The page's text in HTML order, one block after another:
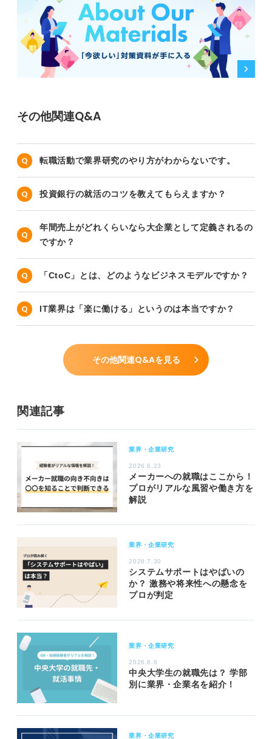
その他関連Q&A
転職活動で業界研究のやり方がわからないです。
投資銀行の就活のコツを教えてもらえますか？
年間売上がどれくらいなら大企業として定義されるの
ですか？
「CtoC」とは、どのようなビジネスモデルですか？
IT業界は「楽に働ける」というのは本当ですか？
その他関連Q&Aを見る
関連記事
業界・企業研究
2026.6.23
メーカーへの就職はここから！
プロがリアルな風習や働き方を
解説
業界・企業研究
2026.7.30
システムサポートはやばいの
か？ 激務や将来性への懸念を
プロが判定
業界・企業研究
2026.8.6
中央大学生の就職先は？ 学部
別に業界・企業名を紹介！
業界・企業研究